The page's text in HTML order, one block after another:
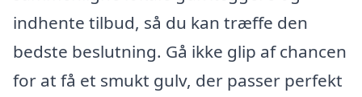
indhente tilbud, så du kan træffe den
bedste beslutning. Gå ikke glip af chancen
for at få et smukt gulv, der passer perfekt